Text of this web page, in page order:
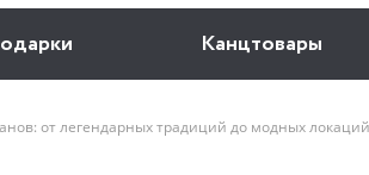
Канцтовары
от легендарных традиций до модных локаций